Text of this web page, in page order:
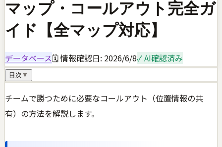
マップ・コールアウト完全ガ
イド【全マップ対応】
データベース🗓 情報確認日: 2026/6/8✓ AI確認済み
目次 ▼
チームで勝つために必要なコールアウト（位置情報の共
有）の方法を解説します。